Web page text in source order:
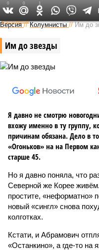
Версия //Колумнисты //Им до
Им до звезды
Я давно не смотрю
вхожу именно в ту группу,
причинам обязана. Дело в
«Огоньков» на на Первом
старше 45.
Но я давно поняла, что
Северной же Корее
простите, «неформатно»
новый «сингл» снова
колготках.
Кстати, и Абрамович
«Останкино», а где-то
0 0 1